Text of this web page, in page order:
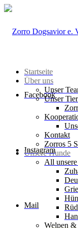
Facebook
Instagram
Mail
Startseite
Über uns
Unser
Unser
Kontakt
Zorros 5
Unsere Hunde
All
Welpen &